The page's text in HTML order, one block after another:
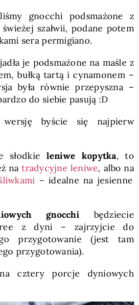
gnocchi podsmażone z
szałwii, podane potem
sera permigiano.
je podsmażone na maśle z
bułką tartą i cynamonem –
była równie przepyszna –
do siebie pasują :D
byście się najpierw
słodkie leniwe kopytka, to
natradycyjne leniwe, albo na
– idealne na jesienne
gnocchibędziecie
z dyni – zajrzyjcie do
przygotowanie (jest tam
przygotowania).
cztery porcje dyniowych